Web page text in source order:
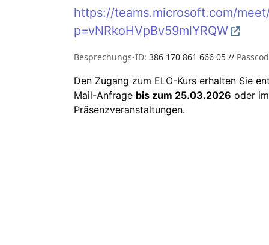
https://teams.microsoft.com/
p=vNRkoHVpBv59mlYRQW
Besprechungs-ID: 386 170 861 666 05 //
Den Zugang zum ELO-Kurs erhalten Sie
Mail-Anfrage bis zum 25.03.2026 oder
Präsenzveranstaltungen.